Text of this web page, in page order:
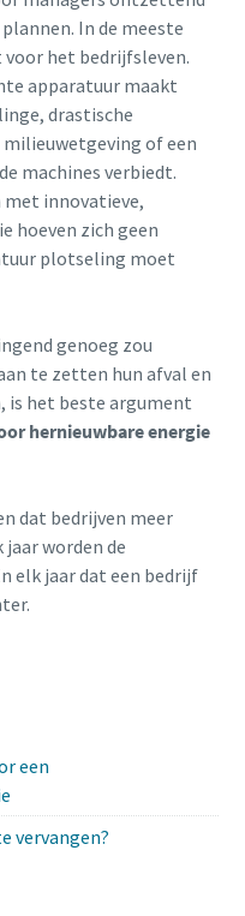
In de meeste
het bedrijfsleven.
apparatuur maakt
drastische
milieuwetgeving of een
machines verbiedt.
met innovatieve,
hoeven zich geen
plotseling moet
genoeg zou
te zetten hun afval en
is het beste argument
hernieuwbare energie
dat bedrijven meer
worden de
elk jaar dat een bedrijf
een
vervangen?